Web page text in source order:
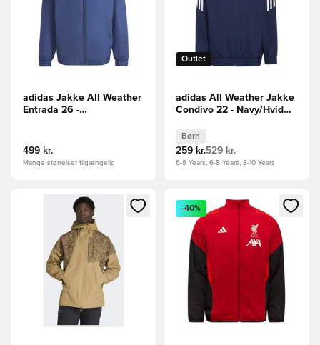
adidas Jakke All Weather
Entrada 26 -
499 kr.
Mange størrelser tilgængelig
Outlet
adidas All Weather Jakke
Condivo 22 - Navy/Hvid
Børn
259 kr.529 kr.
6-8 Years, 6-8 Years, 8-10 Years
Åbner en Modal til at logge ind eller tilmelde dig som
Åbner en Modal til at logge
-40%